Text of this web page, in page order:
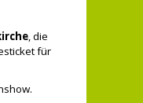
, die
für